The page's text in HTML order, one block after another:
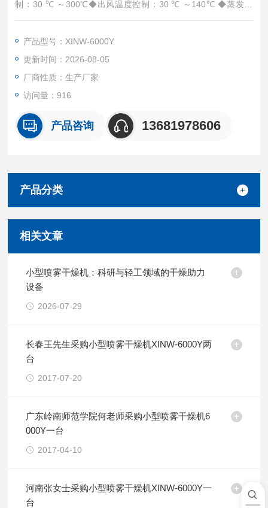
制：30 ℃ ～300℃◆出风温度控制：30 ℃ ～140℃ ◆蒸发水
量：1500mL/H ～ 2000ml/h◆Z大进料量：Z大为2000ml/h（可
产品型号：XINW-6000Y
更新时间：2026-08-05
厂商性质：生产厂家
访问量：916
产品咨询 13681978606
产品分类
相关文章
小型喷雾干燥机：科研与轻工领域的干燥助力
设备
2026-07-29
长春王先生采购小型喷雾干燥机XINW-6000Y两
台
2017-07-20
广东岭南师范学院何老师采购小型喷雾干燥机6
000Y一台
2017-04-10
河南张女士采购小型喷雾干燥机XINW-6000Y一
台